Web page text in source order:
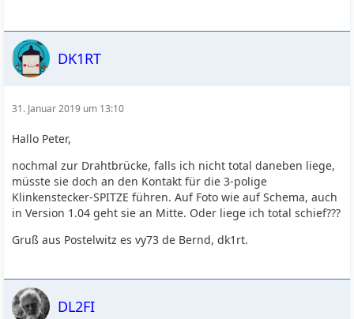
DK1RT
31. Januar 2019 um 13:10
Hallo Peter,
nochmal zur Drahtbrücke, falls ich nicht total daneben liege,
müsste sie doch an den Kontakt für die 3-polige
Klinkenstecker-SPITZE führen. Auf Foto wie auf Schema, auch
in Version 1.04 geht sie an Mitte. Oder liege ich total schief???
Gruß aus Postelwitz es vy73 de Bernd, dk1rt.
DL2FI